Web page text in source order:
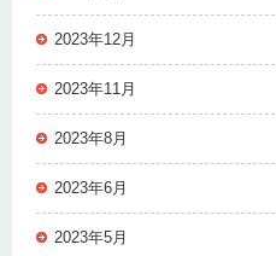
2023年12月
2023年11月
2023年8月
2023年6月
2023年5月